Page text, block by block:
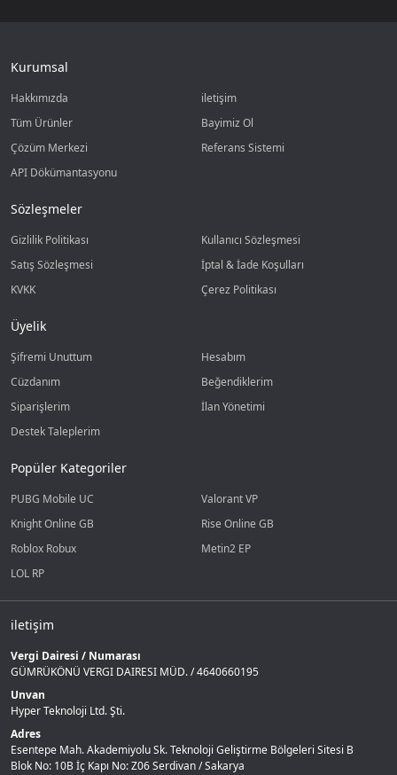
Kurumsal
Hakkımızda
iletişim
Tüm Ürünler
Bayimiz Ol
Çözüm Merkezi
Referans Sistemi
API Dökümantasyonu
Sözleşmeler
Gizlilik Politikası
Kullanıcı Sözleşmesi
Satış Sözleşmesi
İptal & İade Koşulları
KVKK
Çerez Politikası
Üyelik
Şifremi Unuttum
Hesabım
Cüzdanım
Beğendiklerim
Siparişlerim
İlan Yönetimi
Destek Taleplerim
Popüler Kategoriler
PUBG Mobile UC
Valorant VP
Knight Online GB
Rise Online GB
Roblox Robux
Metin2 EP
LOL RP
iletişim
Vergi Dairesi / Numarası
GÜMRÜKÖNÜ VERGI DAIRESI MÜD. / 4640660195
Unvan
Hyper Teknoloji Ltd. Şti.
Adres
Esentepe Mah. Akademiyolu Sk. Teknoloji Geliştirme Bölgeleri Sitesi B
Blok No: 10B İç Kapı No: Z06 Serdivan / Sakarya